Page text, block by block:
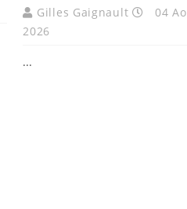
Gilles Gaignault
04
2026
...